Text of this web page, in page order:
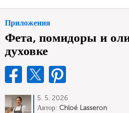
Приложения
Фета, помидоры и
духовке
5. 5. 2026
Автор: Chloé Lasseron